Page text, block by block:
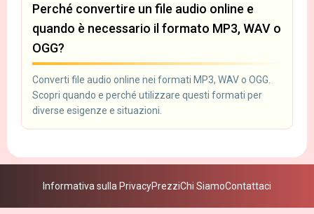
Perché convertire un file audio online e
quando è necessario il formato MP3, WAV o
OGG?
Converti file audio online nei formati MP3, WAV o OGG.
Scopri quando e perché utilizzare questi formati per
diverse esigenze e situazioni.
Informativa sulla PrivacyPrezziChi SiamoContattaci